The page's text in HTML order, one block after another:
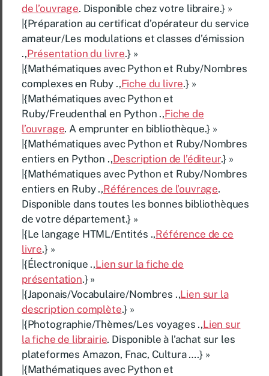
de l’ouvrage. Disponible chez votre libraire.} »
|{Préparation au certificat d’opérateur du service
amateur/Les modulations et classes d’émission
.,Présentation du livre.} »
|{Mathématiques avec Python et Ruby/Nombres
complexes en Ruby .,Fiche du livre.} »
|{Mathématiques avec Python et
Ruby/Freudenthal en Python .,Fiche de
l’ouvrage. A emprunter en bibliothèque.} »
|{Mathématiques avec Python et Ruby/Nombres
entiers en Python .,Description de l’éditeur.} »
|{Mathématiques avec Python et Ruby/Nombres
entiers en Ruby .,Références de l’ouvrage.
Disponible dans toutes les bonnes bibliothèques
de votre département.} »
|{Le langage HTML/Entités .,Référence de ce
livre.} »
|{Électronique .,Lien sur la fiche de
présentation.} »
|{Japonais/Vocabulaire/Nombres .,Lien sur la
description complète.} »
|{Photographie/Thèmes/Les voyages .,Lien sur
la fiche de librairie. Disponible à l’achat sur les
plateformes Amazon, Fnac, Cultura ….} »
|{Mathématiques avec Python et